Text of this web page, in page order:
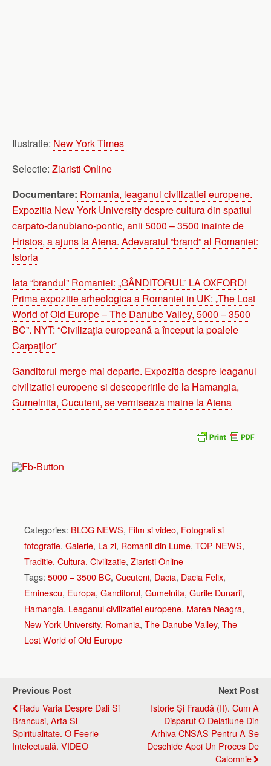
Ilustratie: New York Times
Selectie: Ziaristi Online
Documentare: Romania, leaganul civilizatiei europene.
Expozitia New York University despre cultura din spatiul
carpato-danubiano-pontic, anii 5000 – 3500 inainte de
Hristos, a ajuns la Atena. Adevaratul “brand” al Romaniei:
Istoria
Iata “brandul” Romaniei: „GÂNDITORUL” LA OXFORD!
Prima expozitie arheologica a Romaniei in UK: „The Lost
World of Old Europe – The Danube Valley, 5000 – 3500
BC”. NYT: “Civilizaţia europeană a început la poalele
Carpaţilor”
Ganditorul merge mai departe. Expozitia despre leaganul
civilizatiei europene si descoperirile de la Hamangia,
Gumelnita, Cucuteni, se verniseaza maine la Atena
Categories: BLOG NEWS, Film si video, Fotografi si
fotografie, Galerie, La zi, Romanii din Lume, TOP NEWS,
Traditie, Cultura, Civilizatie, Ziaristi Online
Tags: 5000 – 3500 BC, Cucuteni, Dacia, Dacia Felix,
Eminescu, Europa, Ganditorul, Gumelnita, Gurile Dunarii,
Hamangia, Leaganul civilizatiei europene, Marea Neagra,
New York University, Romania, The Danube Valley, The
Lost World of Old Europe
Previous Post
Radu Varia Despre Dali Si
Brancusi, Arta Si
Spiritualitate. O Feerie
Intelectuală. VIDEO
Next Post
Istorie Şi Fraudă (II). Cum A
Disparut O Delatiune Din
Arhiva CNSAS Pentru A Se
Deschide Apoi Un Proces De
Calomnie